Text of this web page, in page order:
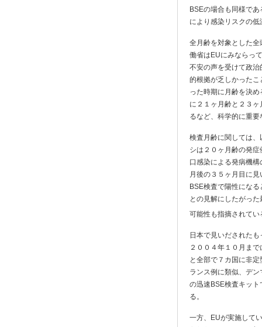
BSEの場合も同様で
により感染リスクの
全月齢を対象とした
働省はEUにみならっ
不安の声を受けて政
的根拠が乏しかった
った時期に月齢を決
に２１ヶ月齢と２３
るなど、科学的に重
検査月齢に関しては
シは２０ヶ月齢の発
口感染による発病機
月後の３５ヶ月目に
BSE検査で陽性にな
との見解にしたがっ
可能性も指摘されてい
日本で見いだされた
２００４年１０月ま
と全部で７カ国に非
ランス例に類似、デ
の迅速BSE検査キッ
る。
一方、EUが実施して